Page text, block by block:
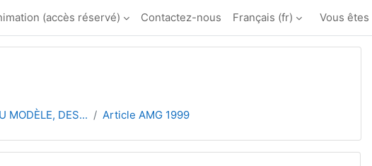
(accès réservé) Contactez-nous Français ‎(fr)‎ Vous
MODÈLE, DES... Article AMG 1999